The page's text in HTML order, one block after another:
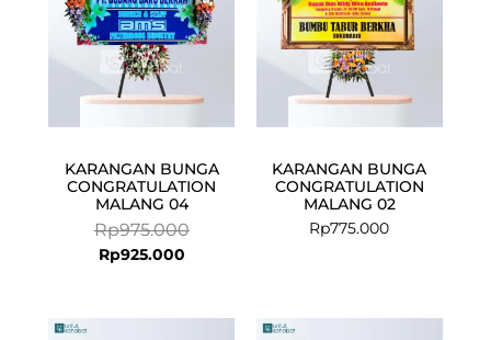
KARANGAN BUNGA
CONGRATULATION
MALANG 04
Rp975.000
Rp925.000
KARANGAN BUNGA
CONGRATULATION
MALANG 02
Rp775.000